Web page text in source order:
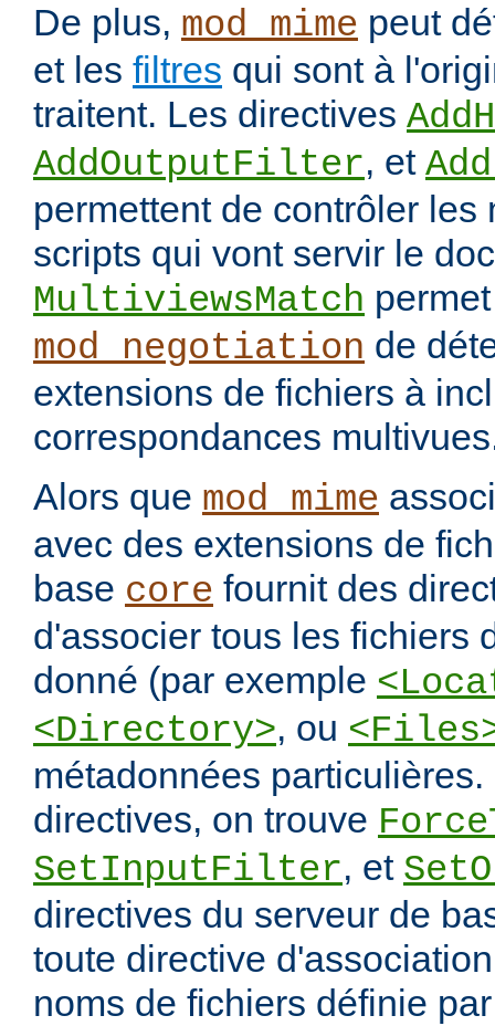
De plus, mod_mime peut
et les filtres qui sont à
traitent. Les directives
AddOutputFilter, et
permettent de contrôler les
scripts qui vont servir le
MultiviewsMatch
mod_negotiation de
extensions de fichiers à
correspondances
Alors que mod_mime
avec des extensions de
base core fournit des
d'associer tous les fichiers
donné (par exemple
<Directory>, ou
métadonnées
directives, on trouve
SetInputFilter, et
directives du serveur de
toute directive
noms de fichiers définie